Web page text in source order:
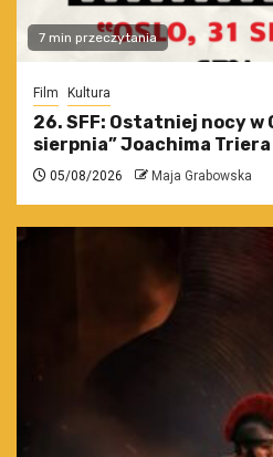
7 min przeczytania
Film Kultura
26. SFF: Ostatniej nocy w
sierpnia” Joachima Triera
05/08/2026 Maja Grabowska